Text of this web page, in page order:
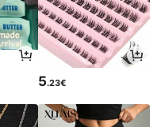
5.23€